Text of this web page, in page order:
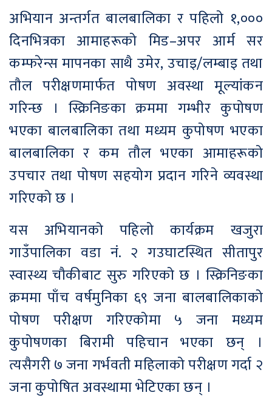
अभियान अन्तर्गत बालबालिका र पहिलो १,०००
दिनभित्रका आमाहरूको मिड–अपर आर्म सर
कम्फरेन्स मापनका साथै उमेर, उचाइ/लम्बाइ तथा
तौल परीक्षणमार्फत पोषण अवस्था मूल्यांकन
गरिन्छ । स्क्रिनिङका क्रममा गम्भीर कुपोषण
भएका बालबालिका तथा मध्यम कुपोषण भएका
बालबालिका र कम तौल भएका आमाहरूको
उपचार तथा पोषण सहयोग प्रदान गरिने व्यवस्था
गरिएको छ ।
यस अभियानको पहिलो कार्यक्रम खजुरा
गाउँपालिका वडा नं. २ गउघाटस्थित सीतापुर
स्वास्थ्य चौकीबाट सुरु गरिएको छ । स्क्रिनिङका
क्रममा पाँच वर्षमुनिका ६९ जना बालबालिकाको
पोषण परीक्षण गरिएकोमा ५ जना मध्यम
कुपोषणका बिरामी पहिचान भएका छन् ।
त्यसैगरी ७ जना गर्भवती महिलाको परीक्षण गर्दा २
जना कुपोषित अवस्थामा भेटिएका छन् ।